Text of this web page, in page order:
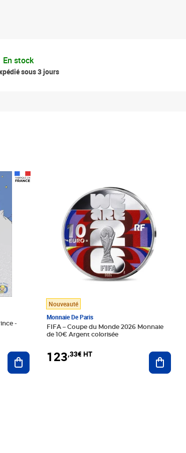
En stock
sous 3 jours
-
Ajouter au panier
Nouveauté
Monnaie De Paris
FIFA – Coupe du Monde 2026 Monnaie
de 10€ Argent colorisée
123,33€ HT